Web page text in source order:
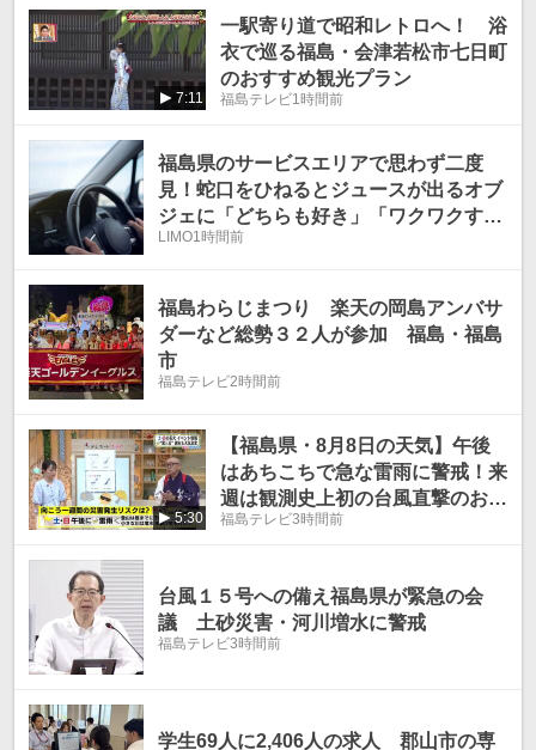
温
温
7:11
一駅寄り道で昭和レトロへ！ 浴
衣で巡る福島・会津若松市七日町
のおすすめ観光プラン
福島テレビ1時間前
福島県のサービスエリアで思わず二度
見！蛇口をひねるとジュースが出るオブ
ジェに「どちらも好き」「ワクワクす
る」
LIMO1時間前
福島わらじまつり 楽天の岡島アンバサ
ダーなど総勢３２人が参加 福島・福島
市
福島テレビ2時間前
5:30
【福島県・8月8日の天気】午後
はあちこちで急な雷雨に警戒！来
週は観測史上初の台風直撃のおそ
れも
福島テレビ3時間前
台風１５号への備え福島県が緊急の会
議 土砂災害・河川増水に警戒
福島テレビ3時間前
学生69人に2,406人の求人 郡山市の専